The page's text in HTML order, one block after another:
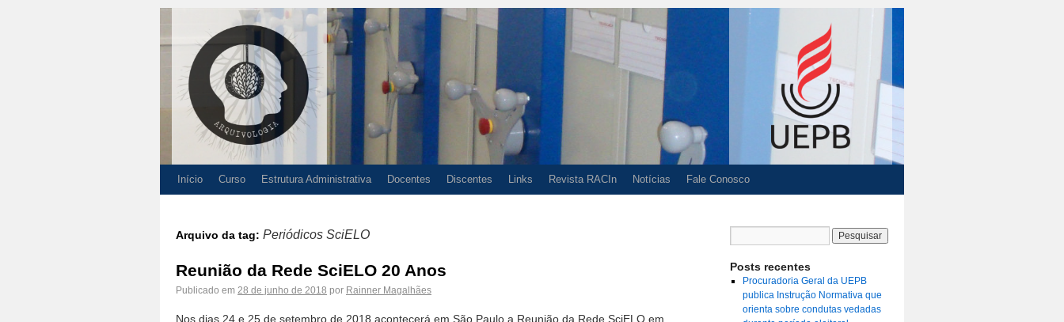
Início Curso Estrutura Administrativa Docentes Discentes Links Revista RACIn Notícias Fale Conosco
Arquivo da tag: Periódicos SciELO
Reunião da Rede SciELO 20 Anos
Publicado em 28 de junho de 2018 por Rainner Magalhães
Nos dias 24 e 25 de setembro de 2018 acontecerá em São Paulo a Reunião da Rede SciELO em
Posts recentes
Procuradoria Geral da UEPB
publica Instrução Normativa que
orienta sobre condutas vedadas